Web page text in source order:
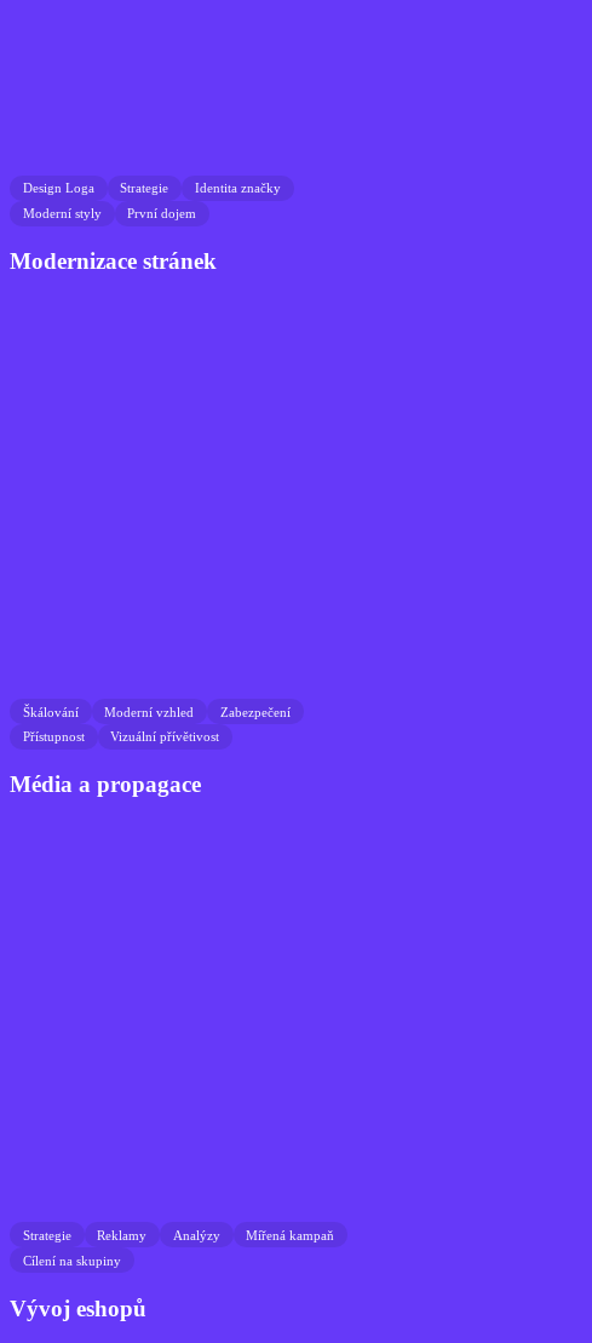
Design Loga Strategie
Identita značky
Moderní styly
První dojem
Modernizace stránek
Škálování Moderní vzhled
Zabezpečení
Přístupnost
Vizuální přívětivost
Média a propagace
Strategie Reklamy Analýzy
Mířená kampaň
Cílení na skupiny
Vývoj eshopů